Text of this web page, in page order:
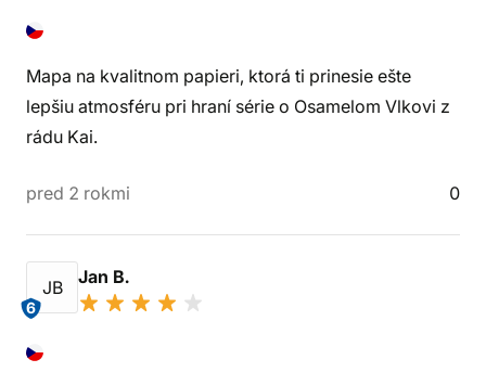
Mapa na kvalitnom papieri, ktorá ti prinesie ešte
lepšiu atmosféru pri hraní série o Osamelom Vlkovi z
rádu Kai.
pred 2 rokmi 0
JB
6
Jan B.